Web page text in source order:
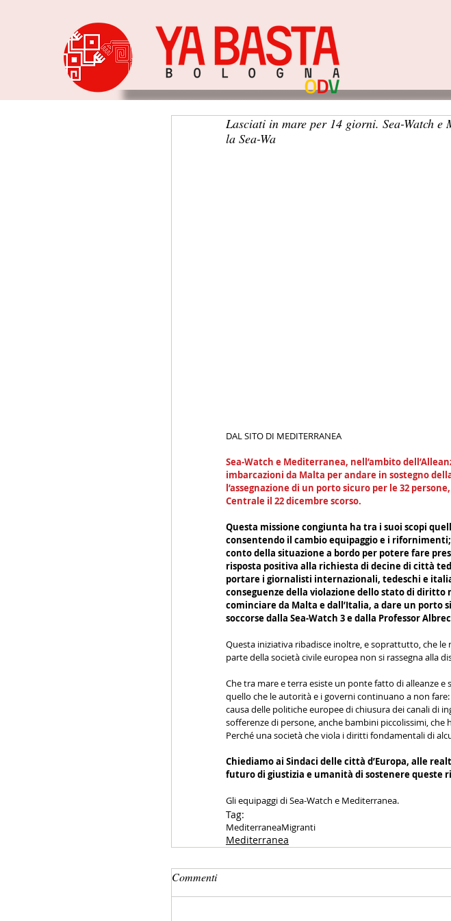
Lasciati in mare per 14 giorni. Sea-Watch
la Sea-Wa
DAL SITO DI MEDITERRANEA
Sea-Watch e Mediterranea, nell’ambito
imbarcazioni da Malta per andare in sostegno
l’assegnazione di un porto sicuro per le 32
Centrale il 22 dicembre scorso.
Questa missione congiunta ha tra i suoi scopi
consentendo il cambio equipaggio e i
conto della situazione a bordo per potere fare
risposta positiva alla richiesta di decine di città
portare i giornalisti internazionali, tedeschi e
conseguenze della violazione dello stato di
cominciare da Malta e dall’Italia, a dare un porto
soccorse dalla Sea-Watch 3 e dalla Professor
Questa iniziativa ribadisce inoltre, e soprattutto, che
parte della società civile europea non si rassegna alla
Che tra mare e terra esiste un ponte fatto di alleanze
quello che le autorità e i governi continuano a non
causa delle politiche europee di chiusura dei canali di
sofferenze di persone, anche bambini piccolissimi,
Perché una società che viola i diritti fondamentali di
Chiediamo ai Sindaci delle città d’Europa, alle
futuro di giustizia e umanità di sostenere queste
Gli equipaggi di Sea-Watch e Mediterranea.
Tag:
MediterraneaMigranti
Mediterranea
Commenti